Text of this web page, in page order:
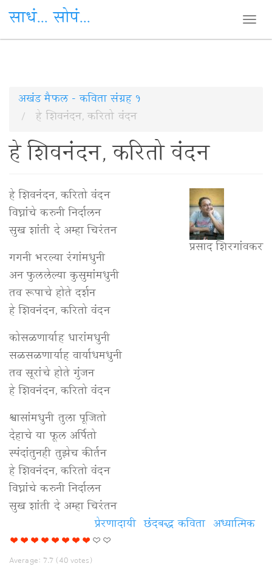
Skip
content
साधं... सोपं...
अखंड मैफल - कविता संग्रह १
हे शिवनंदन, करितो वंदन
हे शिवनंदन, करितो वंदन
प्रसाद शिरगांवकर
हे शिवनंदन, करितो वंदन
विघ्नांचे करुनी निर्दालन
सुख शांती दे अम्हा चिरंतन
गगनी भरल्या रंगांमधुनी
अन फुललेल्या कुसुमांमधुनी
तव रूपाचे होते दर्शन
हे शिवनंदन, करितो वंदन
कोसळणार्याह धारांमधुनी
सळसळणार्याह वार्याधमधुनी
तव सूरांचे होते गुंजन
हे शिवनंदन, करितो वंदन
श्वासांमधुनी तुला पूजितो
देहाचे या फूल अर्पितो
स्पंदांतुनही तुझेच कीर्तन
हे शिवनंदन, करितो वंदन
विघ्नांचे करुनी निर्दालन
सुख शांती दे अम्हा चिरंतन
अध्यात्मिक
छंदबद्ध कविता
प्रेरणादायी
Average: 7.7 (40votes)